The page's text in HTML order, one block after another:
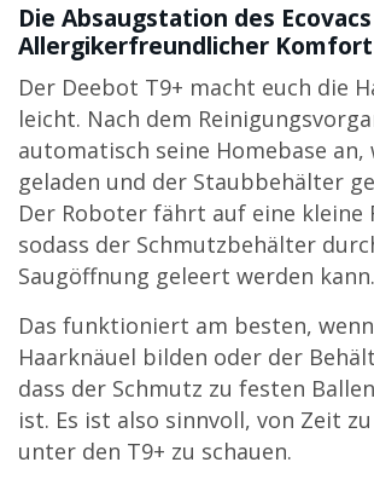
Die Absaugstation des
Allergikerfreundlicher Komfort
Der Deebot T9+ macht euch die
leicht. Nach dem
automatisch seine Homebase an,
geladen und der Staubbehälter
Der Roboter fährt auf eine kleine
sodass der Schmutzbehälter
Saugöffnung geleert werden kann.
Das funktioniert am besten,
Haarknäuel bilden oder der
dass der Schmutz zu festen
ist. Es ist also sinnvoll, von Zeit
unter den T9+ zu schauen.